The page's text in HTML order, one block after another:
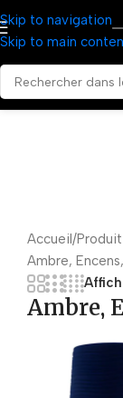
Skip to navigation
Skip to main
Accueil
Ambre,
Ambre,